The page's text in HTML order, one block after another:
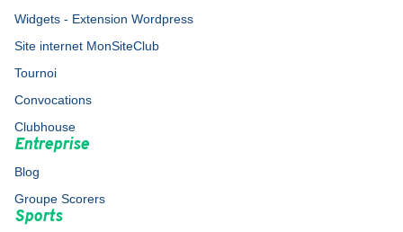
Widgets - Extension Wordpress
Site internet MonSiteClub
Tournoi
Convocations
Clubhouse
Entreprise
Blog
Groupe Scorers
Sports